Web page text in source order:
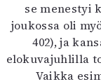
se menestyi
joukossa oli
402), ja
elokuvajuhlilla
Vaikka